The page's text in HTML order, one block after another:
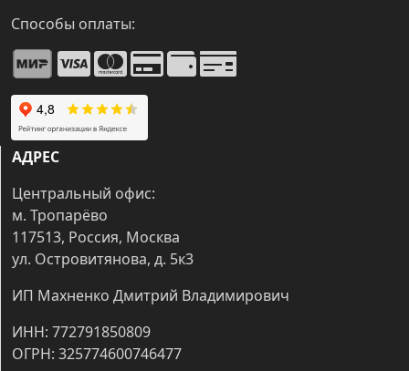
Способы оплаты:
АДРЕС
Центральный офис:
м. Тропарёво
117513, Россия, Москва
ул. Островитянова, д. 5к3
ИП Махненко Дмитрий Владимирович
ИНН: 772791850809
ОГРН: 325774600746477